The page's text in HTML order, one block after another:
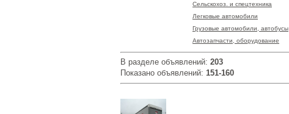
Сельскохоз. и спецтехника
Легковые автомобили
Грузовые автомобили, автобусы
Автозапчасти, оборудование
В разделе объявлений: 203
Показано объявлений: 151-160